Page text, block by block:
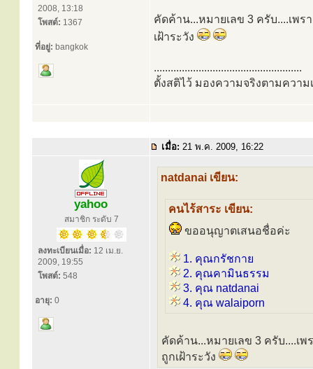
2008, 13:18
โพสต์: 1367
ที่อยู่: bangkok
คัดค้าน...หมายเลข 3 ครับ....เพ
เฝ้าระวัง
.....................................................
ตั้งสติไว้ มองความจริงตามความ
เมื่อ: 21 พ.ค. 2009, 16:22
yahoo
สมาชิก ระดับ 7
ลงทะเบียนเมื่อ: 12 เม.ย.
2009, 19:55
โพสต์: 548
อายุ: 0
natdanai เขียน:
คนไร้สาระ เขียน:
ขออนุญาตเสนอชื่อค่ะ
1. คุณกรัชกาย
2. คุณคามินธรรม
3. คุณ natdanai
4. คุณ walaiporn
คัดค้าน...หมายเลข 3 ครับ....เ
ถูกเฝ้าระวัง